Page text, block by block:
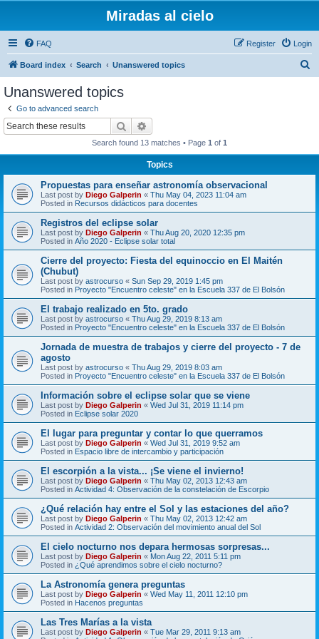
Miradas al cielo
FAQ Login
Register
Board index Search Unanswered topics
Unanswered topics
Go to advanced search
Search
Search found 13 matches • Page 1 of 1
Topics
Propuestas para enseñar astronomía observacional
Last post by Diego Galperin « Thu May 04, 2023 11:04 am
Posted in Recursos didácticos para docentes
Registros del eclipse solar
Last post by Diego Galperin « Thu Aug 20, 2020 12:35 pm
Posted in Año 2020 - Eclipse solar total
Cierre del proyecto: Fiesta del equinoccio en El Maitén
(Chubut)
Last post by astrocurso « Sun Sep 29, 2019 1:45 pm
Posted in Proyecto "Encuentro celeste" en la Escuela 337 de El Bolsón
El trabajo realizado en 5to. grado
Last post by astrocurso « Thu Aug 29, 2019 8:13 am
Posted in Proyecto "Encuentro celeste" en la Escuela 337 de El Bolsón
Jornada de muestra de trabajos y cierre del proyecto - 7 de
agosto
Last post by astrocurso « Thu Aug 29, 2019 8:03 am
Posted in Proyecto "Encuentro celeste" en la Escuela 337 de El Bolsón
Información sobre el eclipse solar que se viene
Last post by Diego Galperin « Wed Jul 31, 2019 11:14 pm
Posted in Eclipse solar 2020
El lugar para preguntar y contar lo que querramos
Last post by Diego Galperin « Wed Jul 31, 2019 9:52 am
Posted in Espacio libre de intercambio y participación
El escorpión a la vista... ¡Se viene el invierno!
Last post by Diego Galperin « Thu May 02, 2013 12:43 am
Posted in Actividad 4: Observación de la constelación de Escorpio
¿Qué relación hay entre el Sol y las estaciones del año?
Last post by Diego Galperin « Thu May 02, 2013 12:42 am
Posted in Actividad 2: Observación del movimiento anual del Sol
El cielo nocturno nos depara hermosas sorpresas...
Last post by Diego Galperin « Mon Aug 22, 2011 5:11 pm
Posted in ¿Qué aprendimos sobre el cielo nocturno?
La Astronomía genera preguntas
Last post by Diego Galperin « Wed May 11, 2011 12:10 pm
Posted in Hacenos preguntas
Las Tres Marías a la vista
Last post by Diego Galperin « Tue Mar 29, 2011 9:13 am